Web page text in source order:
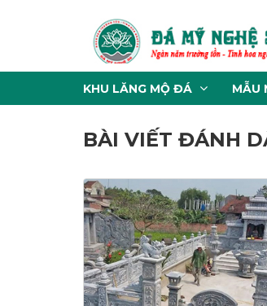
KHU LĂNG MỘ ĐÁ MẪU
BÀI VIẾT ĐÁNH